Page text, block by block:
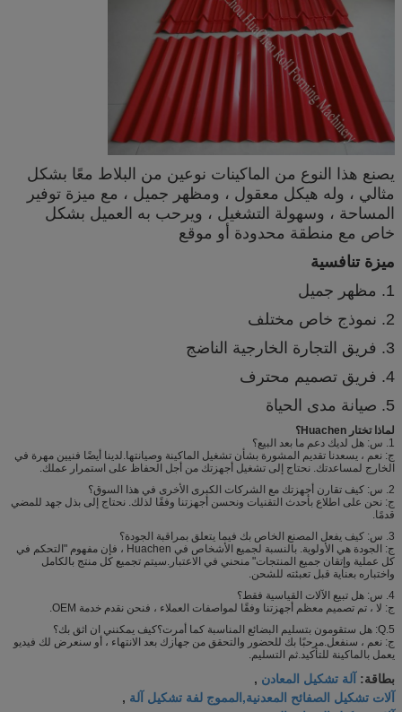
يصنع هذا النوع من الماكينات نوعين من البلاط معًا بشكل
مثالي ، وله هيكل معقول ، ومظهر جميل ، مع ميزة توفير
المساحة ، وسهولة التشغيل ، ويرحب به العميل بشكل
خاص مع منطقة محدودة أو موقع
ميزة تنافسية
1. مظهر جميل
2. نموذج خاص مختلف
3. فريق التجارة الخارجية الناضج
4. فريق تصميم محترف
5. صيانة مدى الحياة
لماذا تختار Huachen؟
1. س: هل لديك دعم ما بعد البيع؟
ج: نعم ، يسعدنا تقديم المشورة بشأن تشغيل الماكينة وصيانتها.لدينا أيضًا فنيين مهرة في
الخارج لمساعدتك. نحتاج إلى تشغيل أجهزتك من أجل الحفاظ على استمرار عملك.
2. س: كيف تقارن أجهزتك مع الشركات الكبرى الأخرى في هذا السوق؟
ج: نحن على اطلاع بأحدث التقنيات ونحسن أجهزتنا وفقًا لذلك. نحتاج إلى بذل جهد للمضي
قدمًا.
3. س: كيف يفعل المصنع الخاص بك فيما يتعلق بمراقبة الجودة؟
ج: الجودة هي الأولوية. بالنسبة لجميع الأشخاص في Huachen ، فإن مفهوم "التحكم في
كل عملية وإتقان جميع المنتجات" منحني في الاعتبار.سيتم تجميع كل منتج بالكامل
واختباره بعناية قبل تعبئته للشحن.
4. س: هل تبيع الآلات القياسية فقط؟
ج: لا ، تم تصميم معظم أجهزتنا وفقًا لمواصفات العملاء ، فنحن نقدم خدمة OEM.
5.Q: هل ستقومون بتسليم البضائع المناسبة كما أمرت؟كيف يمكنني ان اثق بك؟
ج: نعم ، سنفعل.مرحبًا بك للحضور والتحقق من جهازك بعد الانتهاء ، أو سنعرض لك فيديو
يعمل بالماكينة للتأكيد.ثم التسليم.
بطاقة: آلة تشكيل المعادن ,
آلات تشكيل الصفائح المعدنية,المموج لفة تشكيل آلة ,